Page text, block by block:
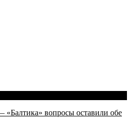
вопросы оставили обе